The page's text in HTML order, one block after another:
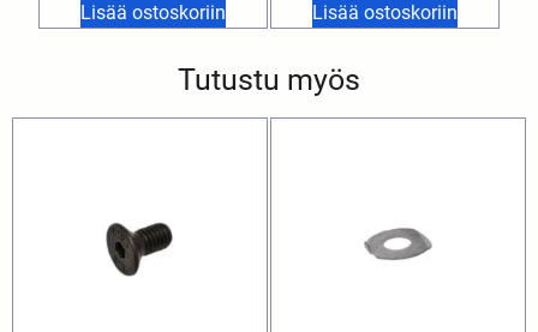
Lisää ostoskoriin Lisää ostoskoriin
Tutustu myös